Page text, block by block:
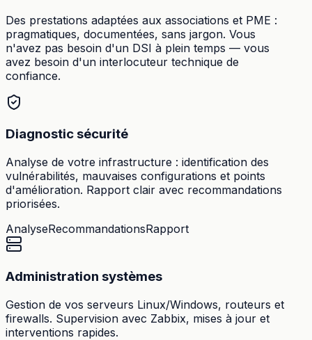
Des prestations adaptées aux associations et PME :
pragmatiques, documentées, sans jargon. Vous
n'avez pas besoin d'un DSI à plein temps — vous
avez besoin d'un interlocuteur technique de
confiance.
Diagnostic sécurité
Analyse de votre infrastructure : identification des
vulnérabilités, mauvaises configurations et points
d'amélioration. Rapport clair avec recommandations
priorisées.
AnalyseRecommandationsRapport
Administration systèmes
Gestion de vos serveurs Linux/Windows, routeurs et
firewalls. Supervision avec Zabbix, mises à jour et
interventions rapides.